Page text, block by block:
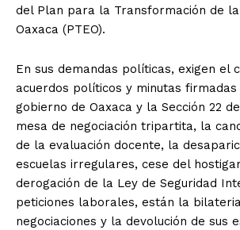
del Plan para la Transformación de la
Oaxaca (PTEO).
En sus demandas políticas, exigen el
acuerdos políticos y minutas
gobierno de Oaxaca y la Sección 22
mesa de negociación tripartita, la
de la evaluación docente, la
escuelas irregulares, cese del
derogación de la Ley de Seguridad
peticiones laborales, están la
negociaciones y la devolución de sus